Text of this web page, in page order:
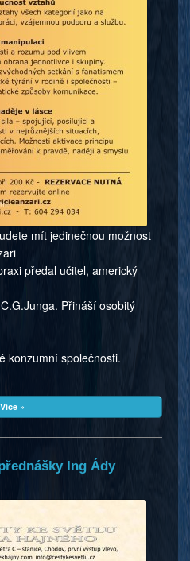
mít jedinečnou možnost
předal učitel, americký
Přináší osobitý
konzumní společnosti.
Více »
Ing Ády